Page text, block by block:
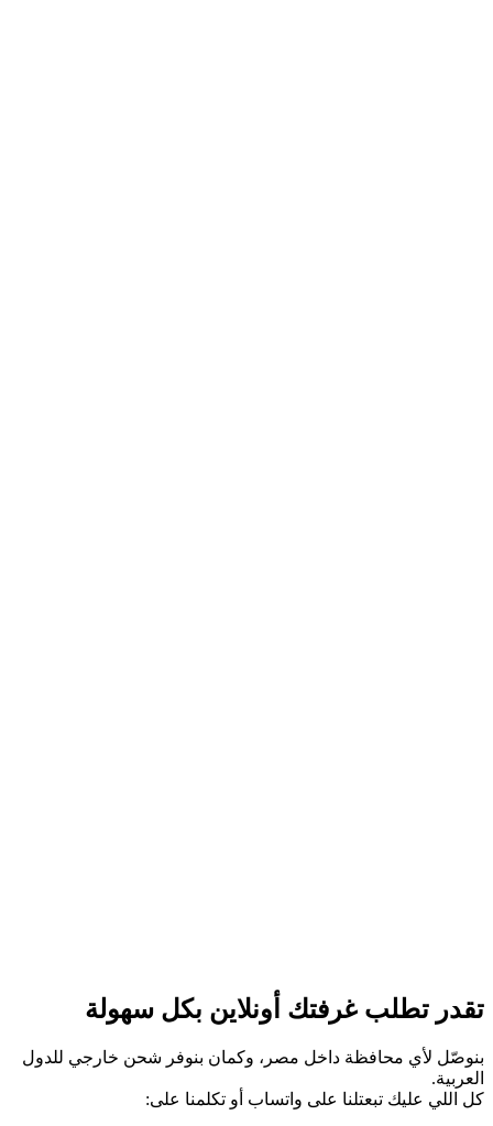
تقدر تطلب غرفتك أونلاين بكل سهولة
بنوصّل لأي محافظة داخل مصر، وكمان بنوفر شحن خارجي للدول
العربية.
كل اللي عليك تبعتلنا على واتساب أو تكلمنا على: